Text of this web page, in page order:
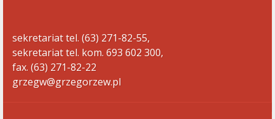
sekretariat tel. (63) 271-82-55,
sekretariat tel. kom. 693 602 300,
fax. (63) 271-82-22
grzegw@grzegorzew.pl